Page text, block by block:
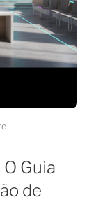
Guia
de